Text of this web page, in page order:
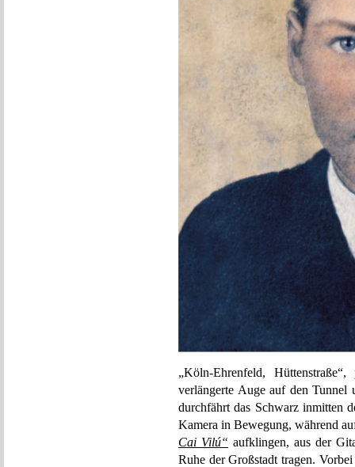
„Köln-Ehrenfeld,
verlängerte Auge auf den
durchfährt das Schwarz inmitten
Kamera in Bewegung, während
Cai Vilú“ aufklingen, aus der
Ruhe der Großstadt tragen.